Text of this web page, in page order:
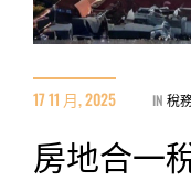
17 11 月, 2025 IN 稅
房地合一